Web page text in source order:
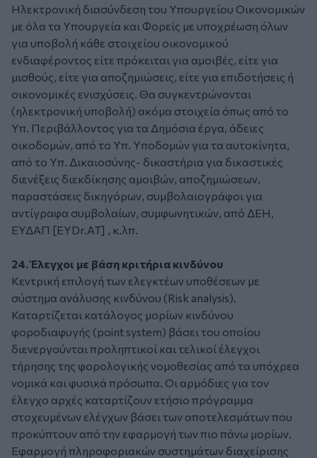
Ηλεκτρονική διασύνδεση του Υπουργείου Οικονομικών
με όλα τα Υπουργεία και Φορείς με υποχρέωση όλων
για υποβολή κάθε στοιχείου οικονομικού
ενδιαφέροντος είτε πρόκειται για αμοιβές, είτε για
μισθούς, είτε για αποζημιώσεις, είτε για επιδοτήσεις ή
οικονομικές ενισχύσεις. Θα συγκεντρώνονται
(ηλεκτρονική υποβολή) ακόμα στοιχεία όπως από το
Υπ. Περιβάλλοντος για τα Δημόσια έργα, άδειες
οικοδομών, από το Υπ. Υποδομών για τα αυτοκίνητα,
από το Υπ. Δικαιοσύνης- δικαστήρια για δικαστικές
διενέξεις διεκδίκησης αμοιβών, αποζημιώσεων,
παραστάσεις δικηγόρων, συμβολαιογράφοι για
αντίγραφα συμβολαίων, συμφωνητικών, από ΔΕΗ,
ΕΥΔΑΠ [EYDr.AT] , κ.λπ.
24. Έλεγχοι με βάση κριτήρια κινδύνου
Κεντρική επιλογή των ελεγκτέων υποθέσεων με
σύστημα ανάλυσης κινδύνου (Risk analysis).
Καταρτίζεται κατάλογος μορίων κινδύνου
φοροδιαφυγής (point system) βάσει του οποίου
διενεργούνται προληπτικοί και τελικοί έλεγχοι
τήρησης της φορολογικής νομοθεσίας από τα υπόχρεα
νομικά και φυσικά πρόσωπα. Οι αρμόδιες για τον
έλεγχο αρχές καταρτίζουν ετήσιο πρόγραμμα
στοχευμένων ελέγχων βάσει των αποτελεσμάτων που
προκύπτουν από την εφαρμογή των πιο πάνω μορίων.
Εφαρμογή πληροφοριακών συστημάτων διαχείρισης